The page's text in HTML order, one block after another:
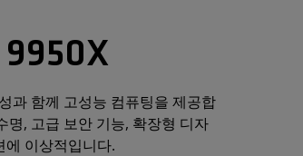
과 함께 고성능 컴퓨팅을 제공합
명, 고급 보안 기능, 확장형 디자
에 이상적입니다.